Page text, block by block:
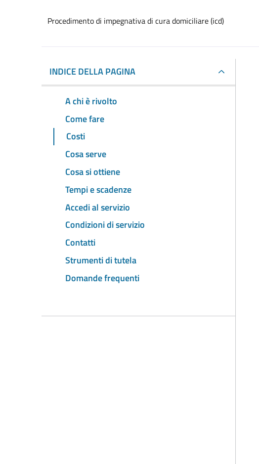
Procedimento di impegnativa di cura domiciliare (icd)
INDICE DELLA PAGINA
A chi è rivolto
Come fare
Costi
Cosa serve
Cosa si ottiene
Tempi e scadenze
Accedi al servizio
Condizioni di servizio
Contatti
Strumenti di tutela
Domande frequenti